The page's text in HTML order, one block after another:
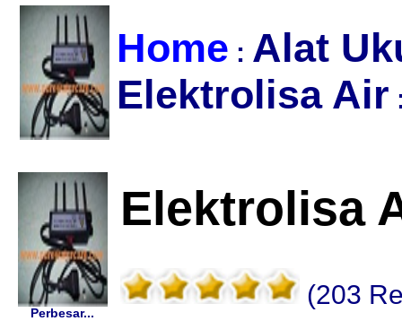
Home : Alat
Elektrolisa Air
Perbesar...
Elektrolisa
(203